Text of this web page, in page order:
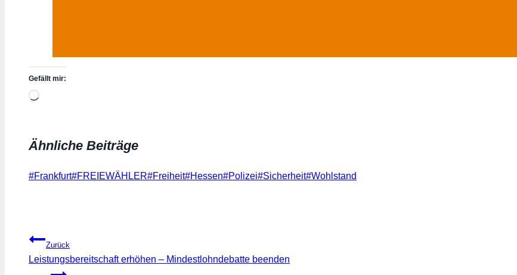
Gefällt mir:
Wird
Ähnliche Beiträge
Schlagworte:
#Frankfurt#FREIEWÄHLER#Freiheit#Hessen#Polizei#Sicherheit#Wohlstand
Beitragsnavigation
Zurück
Leistungsbereitschaft erhöhen – Mindestlohndebatte beenden